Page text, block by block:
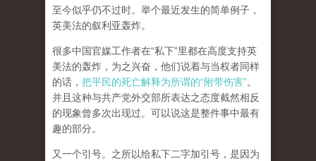
至今似乎仍不过时。举个最近发生的简单例子，
英美法的叙利亚轰炸。
很多中国官媒工作者在“私下”里都在高度支持英
美法的轰炸，为之兴奋，他们说着与当权者同样
的话， 把平民的死亡解释为所谓的“附带伤害”。
并且这种与共产党外交部所表达之态度截然相反
的现象曾多次出现过。可以说这是整件事中最有
趣的部分。
又一个引号。之所以给私下二字加引号，是因为